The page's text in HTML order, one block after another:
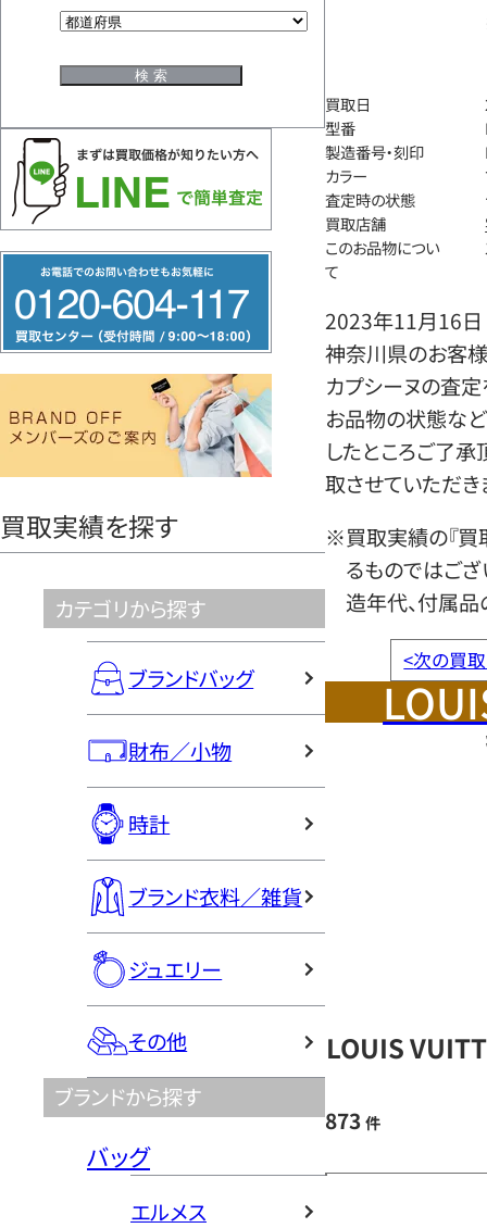
リ
ー
ヤ
買取実績を探す
カテゴリから探す
ブランドバッグ
財布／小物
時計
ブランド衣料／雑貨
ジュエリー
その他
ブランドから探す
バッグ
エルメス
買取日
型番
製造番号・刻印
カラー
査定時の状態
買取店舗
このお品物につい
て
2023年11月16日
神奈川県のお客様
カプシーヌの査
お品物の状態など
したところご了
取させていただき
※買取実績の『買
るものではござ
造年代、付属品
<次の買
LOUIS
873 件